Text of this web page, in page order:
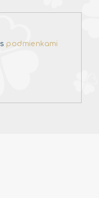
podmienkami